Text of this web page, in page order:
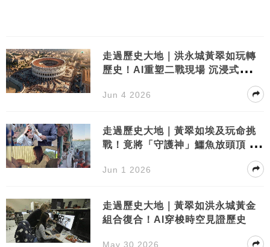
走過歷史大地｜洪永城黃翠如玩轉
歷史！AI重塑二戰現場 沉浸式體驗
Jun 4 2026
走過歷史大地｜黃翠如埃及玩命挑
戰！竟將「守護神」鱷魚放頭頂 畫
Jun 1 2026
走過歷史大地｜黃翠如洪永城黃金
組合復合！AI穿梭時空見證歷史
May 30 2026